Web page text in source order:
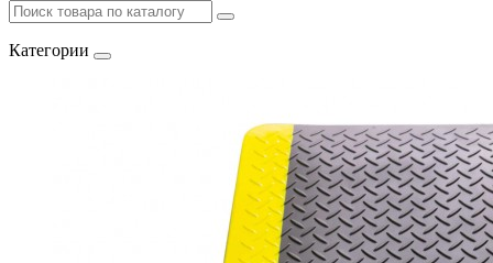
Категории